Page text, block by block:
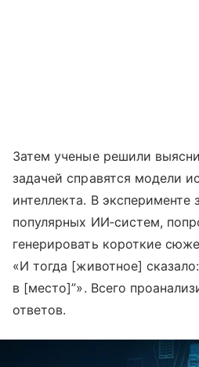
Затем ученые решили
задачей справятся модели
интеллекта. В эксперименте
популярных ИИ‑систем,
генерировать короткие
«И тогда [животное]
в [место]”». Всего
ответов.